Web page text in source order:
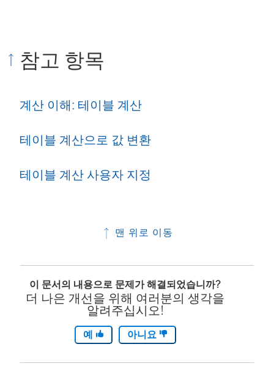
참고 항목
계산 이해: 테이블 계산
테이블 계산으로 값 변환
테이블 계산 사용자 지정
맨 위로 이동
이 문서의 내용으로 문제가 해결되었습니까?
더 나은 개선을 위해 여러분의 생각을
알려주십시오!
예 아니요